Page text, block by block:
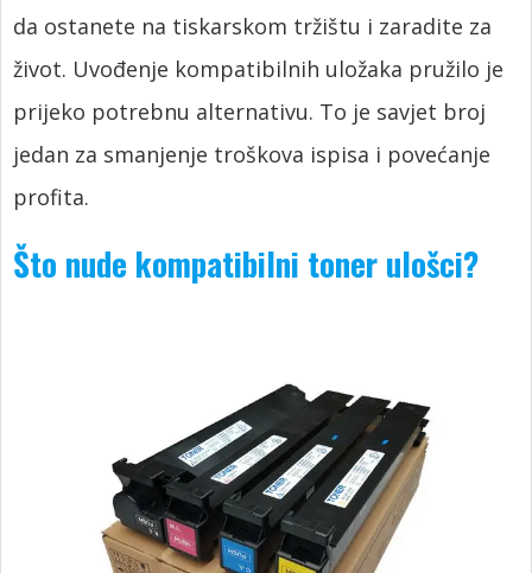
da ostanete na tiskarskom tržištu i zaradite za
život. Uvođenje kompatibilnih uložaka pružilo je
prijeko potrebnu alternativu. To je savjet broj
jedan za smanjenje troškova ispisa i povećanje
profita.
Što nude kompatibilni toner ulošci?